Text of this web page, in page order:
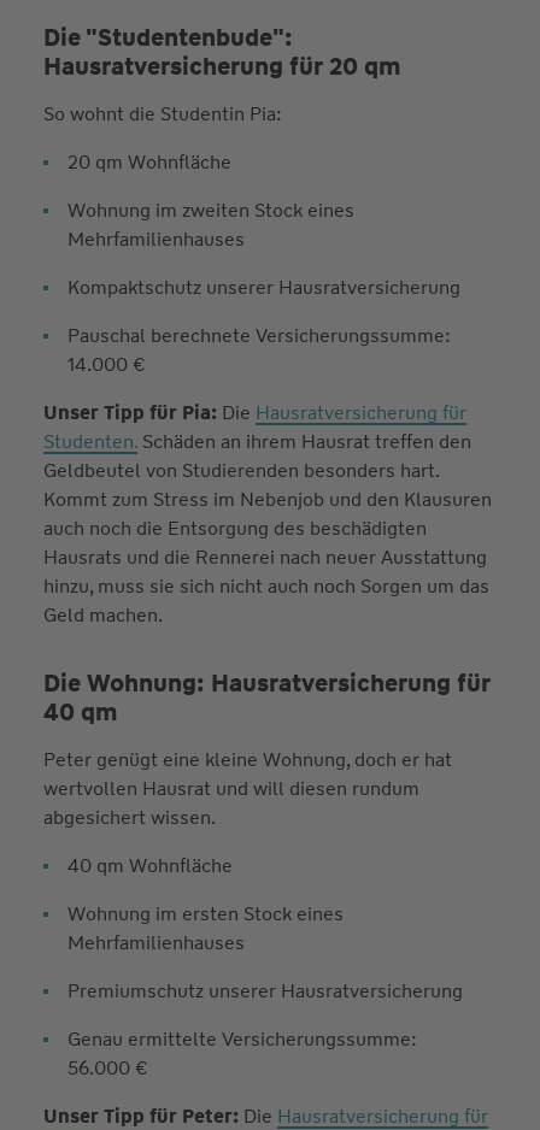
Die "Studentenbude":
Hausratversicherung für 20 qm
So wohnt die Studentin Pia:
20 qm Wohnfläche
Wohnung im zweiten Stock eines
Mehrfamilienhauses
Kompaktschutz unserer Hausratversicherung
Pauschal berechnete Versicherungssumme:
14.000 €
Unser Tipp für Pia: Die Hausratversicherung für
Studenten.Schäden an ihrem Hausrat treffen den
Geldbeutel von Studierenden besonders hart.
Kommt zum Stress im Nebenjob und den Klausuren
auch noch die Entsorgung des beschädigten
Hausrats und die Rennerei nach neuer Ausstattung
hinzu, muss sie sich nicht auch noch Sorgen um das
Geld machen.
Die Wohnung: Hausrat­versicherung für
40 qm
Peter genügt eine kleine Wohnung, doch er hat
wertvollen Hausrat und will diesen rundum
abgesichert wissen.
40 qm Wohnfläche
Wohnung im ersten Stock eines
Mehrfamilienhauses
Premiumschutz unserer Hausratversicherung
Genau ermittelte Versicherungssumme:
56.000 €
Unser Tipp für Peter: Die Hausratversicherung für